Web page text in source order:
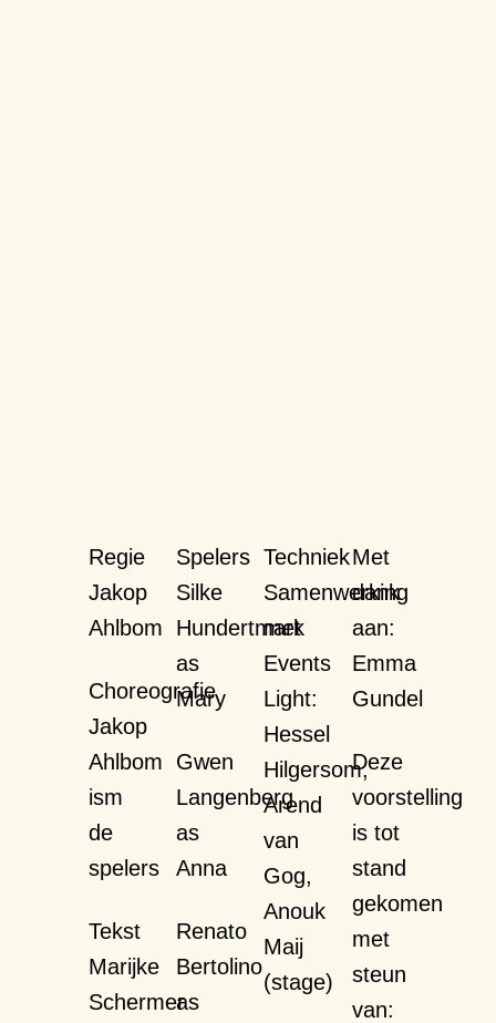
Regie
Jakop
Ahlbom
Choreografie
Jakop
Ahlbom
ism
de
spelers
Tekst
Marijke
Schermer
Spelers
Silke
Hundertmark
as
Mary
Gwen
Langenberg
as
Anna
Renato
Bertolino
as
Techniek
Samenwerking
met
Events
Light:
Hessel
Hilgersom,
Arend
van
Gog,
Anouk
Maij
(stage)
Met
dank
aan:
Emma
Gundel
Deze
voorstelling
is tot
stand
gekomen
met
steun
van: